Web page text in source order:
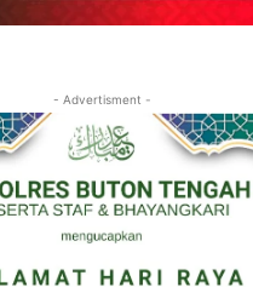
- Advertisment -